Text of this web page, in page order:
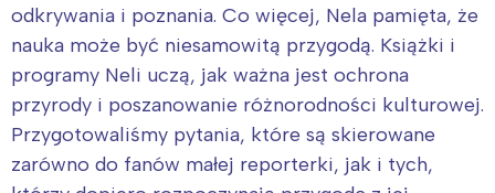
odkrywania i poznania. Co więcej, Nela pamięta, że ​​
nauka może być niesamowitą przygodą. Książki i
programy Neli uczą, jak ważna jest ochrona
przyrody i poszanowanie różnorodności kulturowej.
Przygotowaliśmy pytania, które są skierowane
zarówno do fanów małej reporterki, jak i tych,